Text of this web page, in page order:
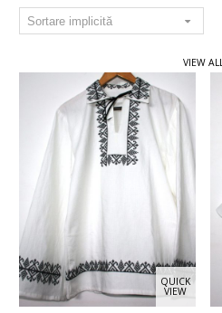
VIEW ALL
QUICK
VIEW